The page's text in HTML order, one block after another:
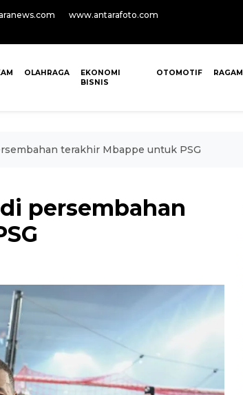
www.antarafoto.com
OLAHRAGA
EKONOMI
BISNIS
OTOMOTIF RAGAM
terakhir Mbappe untuk PSG
persembahan